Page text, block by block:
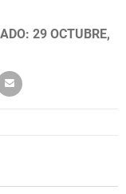
29 OCTUBRE,